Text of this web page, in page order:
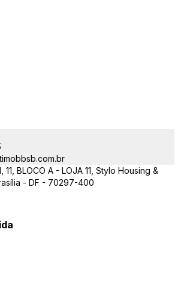
11, BLOCO A - LOJA 11, Stylo Housing &
- DF - 70297-400